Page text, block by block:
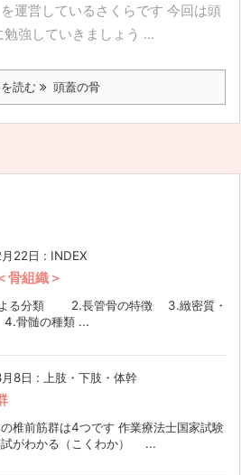
運営しているさくらです 今回は頭
強していきましょう ...
読む 頭蓋の骨
22日 : INDEX
骨組織＞
る分類 2.長管骨の特徴 3.緻密質・
骨髄の種類 ...
8日 : 上肢・下肢・体幹
椎前筋群は4つです 作業療法士国家試験
がわかる（こくわか） ...